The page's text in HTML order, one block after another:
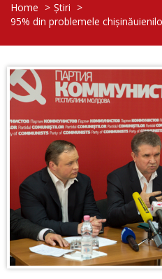
De la
Întrebări şi
Home > Știri >
95% din problemele